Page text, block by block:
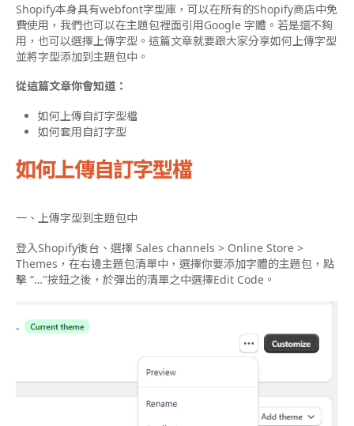
Shopify本身具有webfont字型庫，可以在所有的Shopify商店中免
費使用，我們也可以在主題包裡面引用Google 字體。若是還不夠
用，也可以選擇上傳字型。這篇文章就要跟大家分享如何上傳字型
並將字型添加到主題包中。
從這篇文章你會知道：
如何上傳自訂字型檔
如何套用自訂字型
如何上傳自訂字型檔
一、上傳字型到主題包中
登入Shopify後台、選擇 Sales channels > Online Store >
Themes，在右邊主題包清單中，選擇你要添加字體的主題包，點
擊 “…"按鈕之後，於彈出的清單之中選擇Edit Code。